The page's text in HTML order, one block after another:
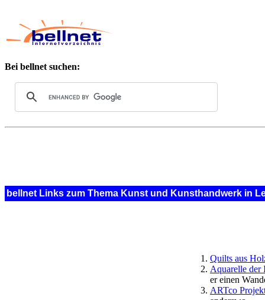
Bei bellnet suchen:
bellnet Links zum Thema Kunst und Kunsthandwerk in
Quilts aus
Aquarelle der
er einen
ARTco